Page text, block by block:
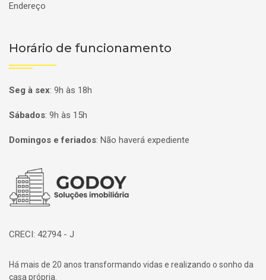
Endereço
Horário de funcionamento
Seg à sex: 9h às 18h
Sábados: 9h às 15h
Domingos e feriados: Não haverá expediente
Página inicial
CRECI: 42794 - J
Há mais de 20 anos transformando vidas e realizando o sonho da
casa própria.